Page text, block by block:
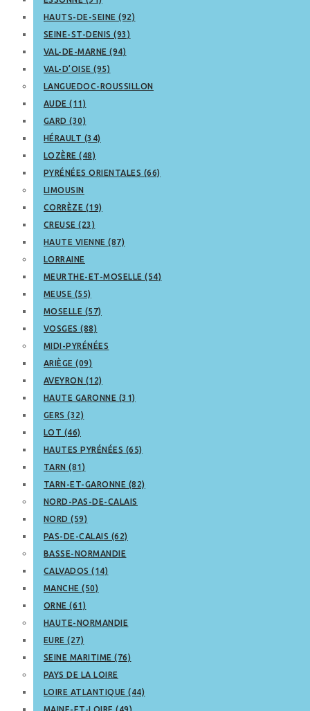
HAUTS-DE-SEINE (92)
SEINE-ST-DENIS (93)
VAL-DE-MARNE (94)
VAL-D’OISE (95)
LANGUEDOC-ROUSSILLON
AUDE (11)
GARD (30)
HÉRAULT (34)
LOZÈRE (48)
PYRÉNÉES ORIENTALES (66)
LIMOUSIN
CORRÈZE (19)
CREUSE (23)
HAUTE VIENNE (87)
LORRAINE
MEURTHE-ET-MOSELLE (54)
MEUSE (55)
MOSELLE (57)
VOSGES (88)
MIDI-PYRÉNÉES
ARIÈGE (09)
AVEYRON (12)
HAUTE GARONNE (31)
GERS (32)
LOT (46)
HAUTES PYRÉNÉES (65)
TARN (81)
TARN-ET-GARONNE (82)
NORD-PAS-DE-CALAIS
NORD (59)
PAS-DE-CALAIS (62)
BASSE-NORMANDIE
CALVADOS (14)
MANCHE (50)
ORNE (61)
HAUTE-NORMANDIE
EURE (27)
SEINE MARITIME (76)
PAYS DE LA LOIRE
LOIRE ATLANTIQUE (44)